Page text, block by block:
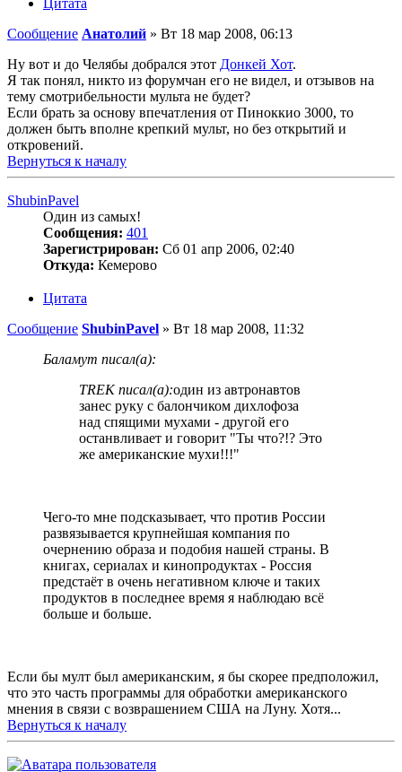
Цитата
Сообщение Анатолий » Вт 18 мар 2008, 06:13
Ну вот и до Челябы добрался этот Донкей Хот.
Я так понял, никто из форумчан его не видел, и отзывов на
тему смотрибельности мульта не будет?
Если брать за основу впечатления от Пиноккио 3000, то
должен быть вполне крепкий мульт, но без открытий и
откровений.
Вернуться к началу
ShubinPavel
Один из самых!
Сообщения: 401
Зарегистрирован: Сб 01 апр 2006, 02:40
Откуда: Кемерово
Цитата
Сообщение ShubinPavel » Вт 18 мар 2008, 11:32
Баламут писал(а):
TREK писал(а):один из автронавтов
занес руку с балончиком дихлофоза
над спящими мухами - другой его
останвливает и говорит "Ты что?!? Это
же американские мухи!!!"
Чего-то мне подсказывает, что против России
развязывается крупнейшая компания по
очернению образа и подобия нашей страны. В
книгах, сериалах и кинопродуктах - Россия
предстаёт в очень негативном ключе и таких
продуктов в последнее время я наблюдаю всё
больше и больше.
Если бы мулт был американским, я бы скорее предположил,
что это часть программы для обработки американского
мнения в связи с возврашением США на Луну. Хотя...
Вернуться к началу